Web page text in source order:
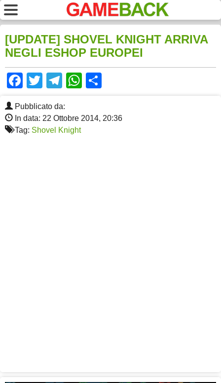
[UPDATE] SHOVEL KNIGHT ARRIVA
NEGLI ESHOP EUROPEI
Facebook
TwitterTelegram
WhatsApp
Pubblicato da:
In data: 22 Ottobre 2014, 20:36
Tag: Shovel Knight